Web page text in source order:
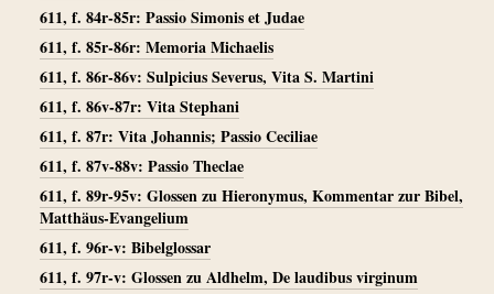
611, f. 84r-85r: Passio Simonis et Judae
611, f. 85r-86r: Memoria Michaelis
611, f. 86r-86v: Sulpicius Severus, Vita S. Martini
611, f. 86v-87r: Vita Stephani
611, f. 87r: Vita Johannis; Passio Ceciliae
611, f. 87v-88v: Passio Theclae
611, f. 89r-95v: Glossen zu Hieronymus, Kommentar zur Bibel,
Matthäus-Evangelium
611, f. 96r-v: Bibelglossar
611, f. 97r-v: Glossen zu Aldhelm, De laudibus virginum